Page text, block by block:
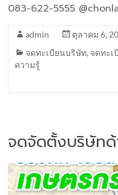
083-622-5555
admin
ตุลาคม 6,
จดทะเบียนบริษัท, จดทะเ
ความรู้
จดจัดตั้งบริษัทด้